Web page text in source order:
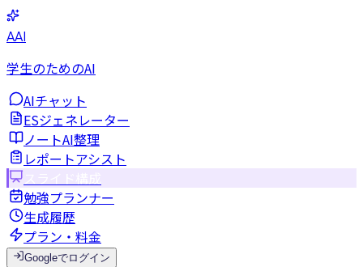
AAI
学生のためのAI
AIチャット
ESジェネレーター
ノートAI整理
レポートアシスト
勉強プランナー
生成履歴
プラン・料金
Googleでログイン